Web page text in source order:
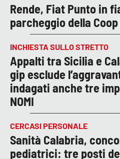
Rende, Fiat Punto in
parcheggio della Coop
INCHIESTA SULLO STRETTO
Appalti tra Sicilia e
gip esclude
indagati anche tre
NOMI
CERCASI PERSONALE
Sanità Calabria,
pediatrici: tre posti